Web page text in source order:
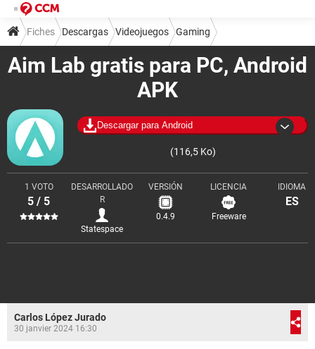
Aim Lab gratis para PC, Android
APK
Descargar para Android
(116,5 Ko)
1 VOTO
5 / 5
DESARROLLADO
R
Statespace
VERSIÓN
0.4.9
LICENCIA
Freeware
IDIOMA
ES
Fiches Descargas Videojuegos Gaming
Herramientas para gamers
Carlos López Jurado
30 janvier 2024 16:30